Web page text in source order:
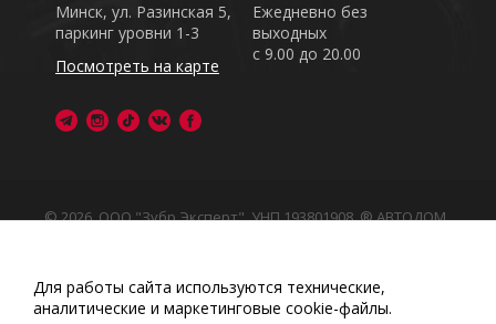
Ежедневно без
выходных
с 9.00 до 20.00
Минск, ул. Разинская 5,
паркинг уровни 1-3
Посмотреть на карте
© 2026, ООО "Зубр Эксперт", УНП 193801908. ® АВТОДОМ
Обращаем Ваше внимание на то, что данный интернет-
сайт носит исключительно информационный характер
Любое использование либо копирование материалов
Для работы сайта используются технические,
аналитические и маркетинговые сооkіе-файлы.